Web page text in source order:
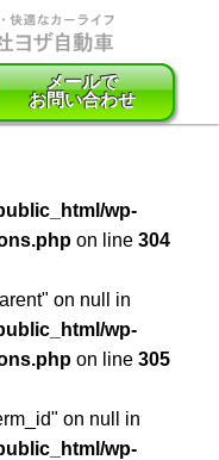
メールで
お問い合わせ
wp-
on line 304
on null in
wp-
on line 305
on null in
wp-